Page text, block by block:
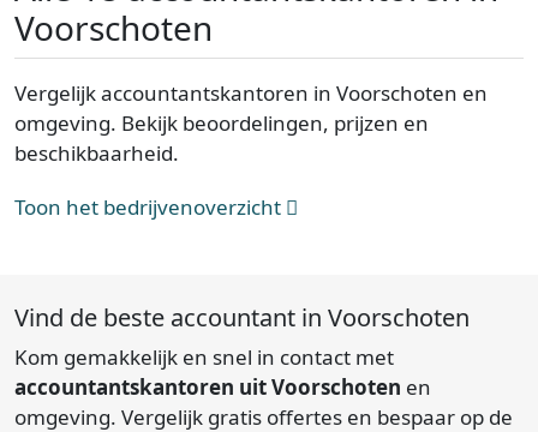
Voorschoten
Vergelijk accountantskantoren in Voorschoten en
omgeving. Bekijk beoordelingen, prijzen en
beschikbaarheid.
Toon het bedrijvenoverzicht
Vind de beste accountant in Voorschoten
Kom gemakkelijk en snel in contact met
accountantskantoren uit Voorschoten en
omgeving. Vergelijk gratis offertes en bespaar op de